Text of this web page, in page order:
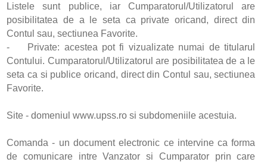
Listele sunt publice, iar Cumparatorul/Utilizatorul are
posibilitatea de a le seta ca private oricand, direct din
Contul sau, sectiunea Favorite.
- Private: acestea pot fi vizualizate numai de titularul
Contului. Cumparatorul/Utilizatorul are posibilitatea de a le
seta ca si publice oricand, direct din Contul sau, sectiunea
Favorite.
Site - domeniul www.upss.ro si subdomeniile acestuia.
Comanda - un document electronic ce intervine ca forma
de comunicare intre Vanzator si Cumparator prin care